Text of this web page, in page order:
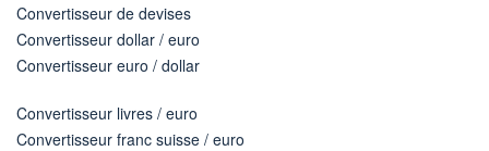
Convertisseur de devises
Convertisseur dollar / euro
Convertisseur euro / dollar
Convertisseur livres / euro
Convertisseur franc suisse / euro